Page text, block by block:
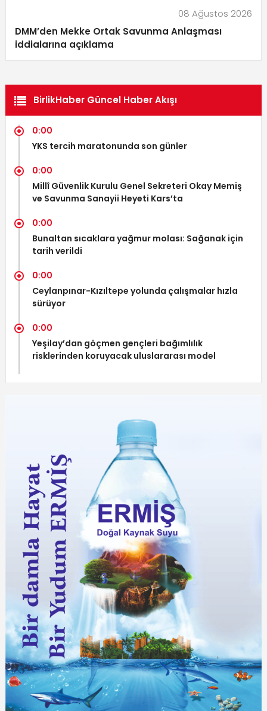
08 Ağustos 2026
DMM’den Mekke Ortak Savunma Anlaşması
iddialarına açıklama
BirlikHaber Güncel Haber Akışı
0:00
YKS tercih maratonunda son günler
0:00
Millî Güvenlik Kurulu Genel Sekreteri Okay Memiş
ve Savunma Sanayii Heyeti Kars’ta
0:00
Bunaltan sıcaklara yağmur molası: Sağanak için
tarih verildi
0:00
Ceylanpınar-Kızıltepe yolunda çalışmalar hızla
sürüyor
0:00
Yeşilay’dan göçmen gençleri bağımlılık
risklerinden koruyacak uluslararası model